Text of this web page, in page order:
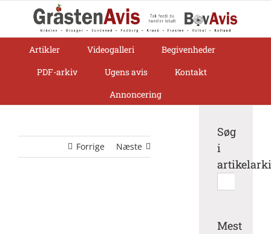
Artikler
Videogalleri
Begivenheder
PDF-arkiv
Ugens avis
Kontakt
Annoncering
Forrige Næste
Søg
i
efter:
Mest